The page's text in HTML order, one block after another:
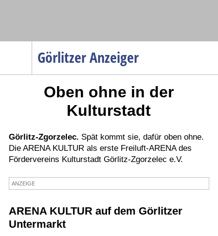
Görlitzer Anzeiger
Menüpunkte
Wirtschaft
Service
Gesundheit
Sport
Oben ohne in der
Kulturstadt
Görlitz-Zgorzelec. Spät kommt sie, dafür oben ohne.
Die ARENA KULTUR als erste Freiluft-ARENA des
Fördervereins Kulturstadt Görlitz-Zgorzelec e.V.
ANZEIGE
ARENA KULTUR auf dem Görlitzer
Untermarkt